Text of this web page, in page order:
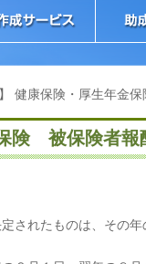
】 健康保険・厚生年金
険 被保険者報
れたものは、その年